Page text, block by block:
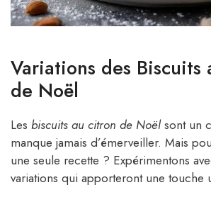
Variations des Biscuits
de Noël
Les biscuits au citron de Noëlsont un
manque jamais d’émerveiller. Mais
une seule recette ? Expérimentons
variations qui apporteront une touche